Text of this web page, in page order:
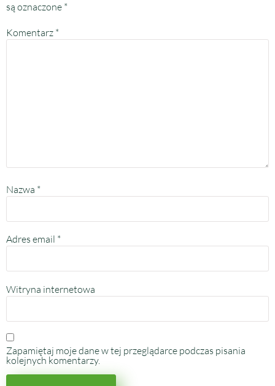
są oznaczone *
Komentarz *
Nazwa *
Adres email *
Witryna internetowa
Zapamiętaj moje dane w tej przeglądarce podczas pisania
kolejnych komentarzy.